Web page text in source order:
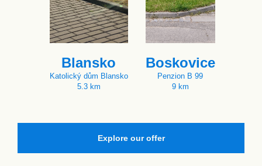
Blansko
Katolický dům Blansko
5.3 km
Boskovice
Penzion B 99
9 km
Explore our offer